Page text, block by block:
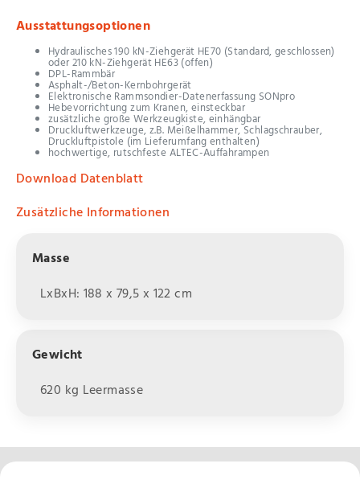
Ausstattungsoptionen
Hydraulisches 190 kN-Ziehgerät HE70 (Standard, geschlossen)
oder 210 kN-Ziehgerät HE63 (offen)
DPL-Rammbär
Asphalt-/Beton-Kernbohrgerät
Elektronische Rammsondier-Datenerfassung SONpro
Hebevorrichtung zum Kranen, einsteckbar
zusätzliche große Werkzeugkiste, einhängbar
Druckluftwerkzeuge, z.B. Meißelhammer, Schlagschrauber,
Druckluftpistole (im Lieferumfang enthalten)
hochwertige, rutschfeste ALTEC-Auffahrampen
Download Datenblatt
Zusätzliche Informationen
Masse
LxBxH: 188 x 79,5 x 122 cm
Gewicht
620 kg Leermasse